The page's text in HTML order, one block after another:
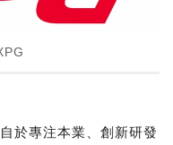
於專注本業、創新研發